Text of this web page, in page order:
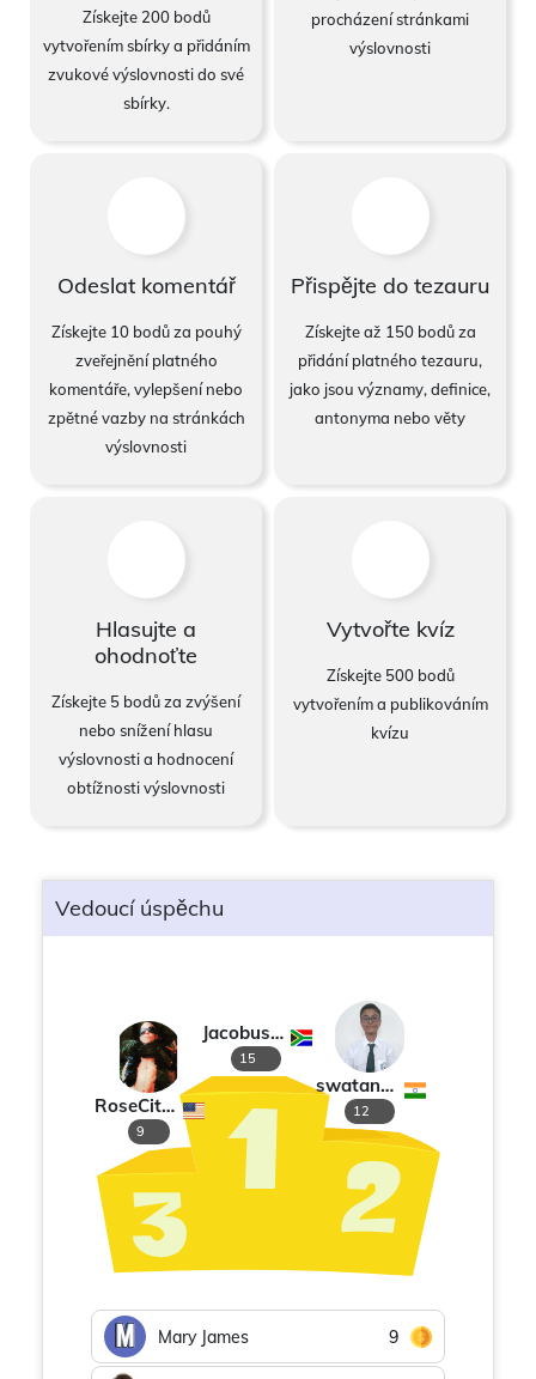
Získejte 200 bodů
vytvořením sbírky a přidáním
zvukové výslovnosti do své
sbírky.
procházení stránkami
výslovnosti
Odeslat komentář
Získejte 10 bodů za pouhý
zveřejnění platného
komentáře, vylepšení nebo
zpětné vazby na stránkách
výslovnosti
Přispějte do tezauru
Získejte až 150 bodů za
přidání platného tezauru,
jako jsou významy, definice,
antonyma nebo věty
Hlasujte a
ohodnoťte
Získejte 5 bodů za zvýšení
nebo snížení hlasu
výslovnosti a hodnocení
obtížnosti výslovnosti
Vytvořte kvíz
Získejte 500 bodů
vytvořením a publikováním
kvízu
Vedoucí úspěchu
Jacobus M de Vries
15
swatantra sarkar
12
RoseCityRonin
9
Mary James 9